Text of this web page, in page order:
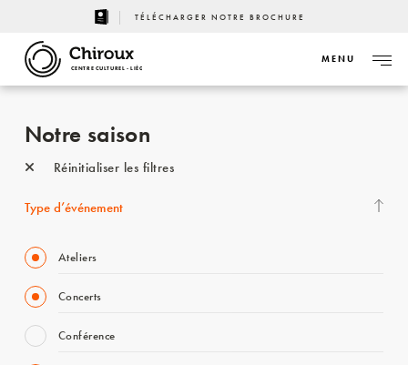
TÉLÉCHARGER NOTRE BROCHURE
CENTRE CULTUREL - LIÈGE
MENU
Notre saison
Réinitialiser les filtres
Type d’événement
Ateliers
Concerts
Conférence